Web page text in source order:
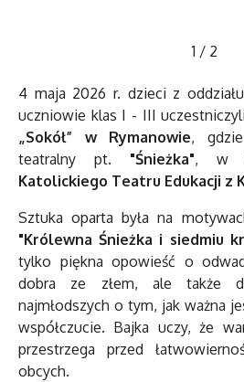
1 / 2
4 maja 2026 r. dzieci z
uczniowie klas I - III
„Sokół” w Rymanowie,
teatralny pt. "Śnieżka", w
Katolickiego Teatru Edukacji z
Sztuka oparta była na
"Królewna Śnieżka i siedmiu
tylko piękna opowieść o
dobra ze złem, ale także
najmłodszych o tym, jak ważna
współczucie. Bajka uczy, że
przestrzega przed
obcych.